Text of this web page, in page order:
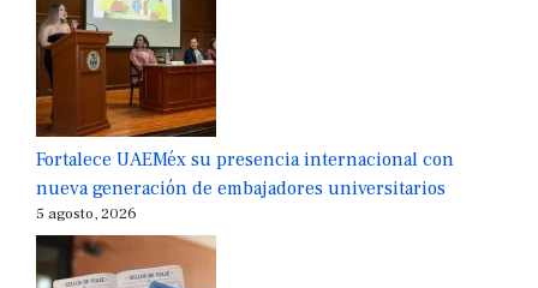
Fortalece UAEMéx su presencia internacional con
nueva generación de embajadores universitarios
5 agosto, 2026